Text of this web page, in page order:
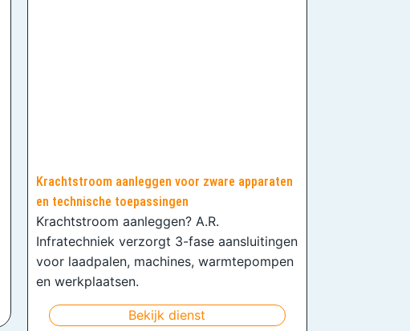
Krachtstroom aanleggen voor zware apparaten
en technische toepassingen
Krachtstroom aanleggen? A.R.
Infratechniek verzorgt 3-fase aansluitingen
voor laadpalen, machines, warmtepompen
en werkplaatsen.
Bekijk dienst